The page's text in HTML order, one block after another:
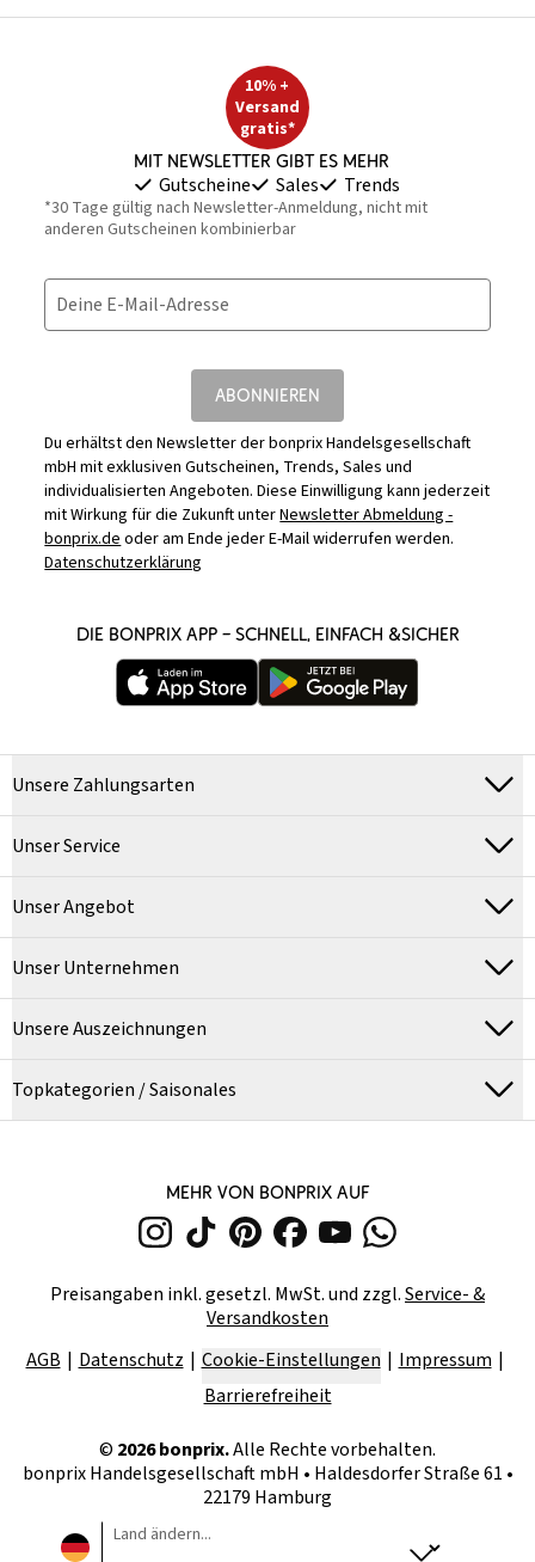
10% +
Versand
gratis*
Mit Newsletter gibt es mehr
Gutscheine Sales Trends
*30 Tage gültig nach Newsletter-Anmeldung, nicht mit
anderen Gutscheinen kombinierbar
Deine E-Mail-Adresse
ABONNIEREN
Du erhältst den Newsletter der bonprix Handelsgesellschaft
mbH mit exklusiven Gutscheinen, Trends, Sales und
individualisierten Angeboten. Diese Einwilligung kann jederzeit
mit Wirkung für die Zukunft unterNewsletter Abmeldung -
bonprix.deoder am Ende jeder E-Mail widerrufen werden.
Datenschutzerklärung
DIE BONPRIX APP – SCHNELL, EINFACH &SICHER
Unsere Zahlungsarten
Unser Service
Unser Angebot
Unser Unternehmen
Unsere Auszeichnungen
Topkategorien / Saisonales
MEHR VON BONPRIX AUF
Preisangaben inkl. gesetzl. MwSt. und zzgl.Service- &
Versandkosten
AGB
Datenschutz Cookie-Einstellungen
Impressum
Barrierefreiheit
© 2026bonprix.Alle Rechte vorbehalten.
bonprix Handelsgesellschaft mbH • Haldesdorfer Straße 61 •
22179 Hamburg
Land ändern...